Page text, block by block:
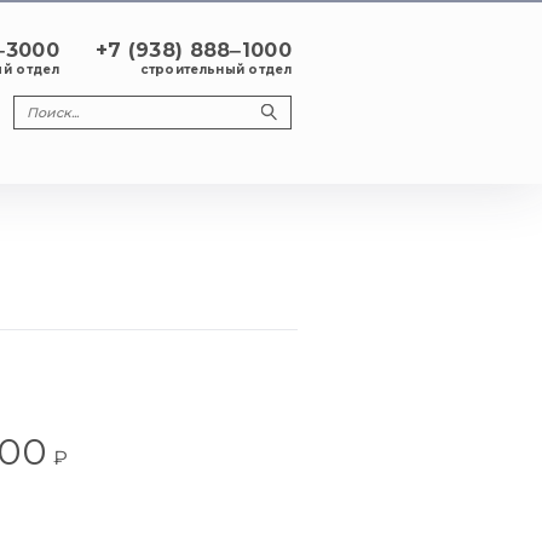
отдел
+7 (938) 888‒1000
строительный отдел
₽